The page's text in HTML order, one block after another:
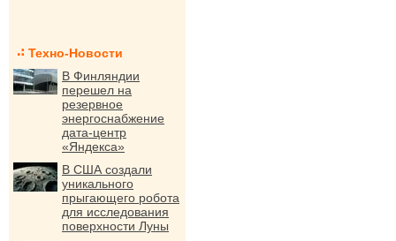
Техно-Новости
В Финляндии
перешел на
резервное
энергоснабжение
дата-центр
«Яндекса»
В США создали
уникального
прыгающего робота
для исследования
поверхности Луны